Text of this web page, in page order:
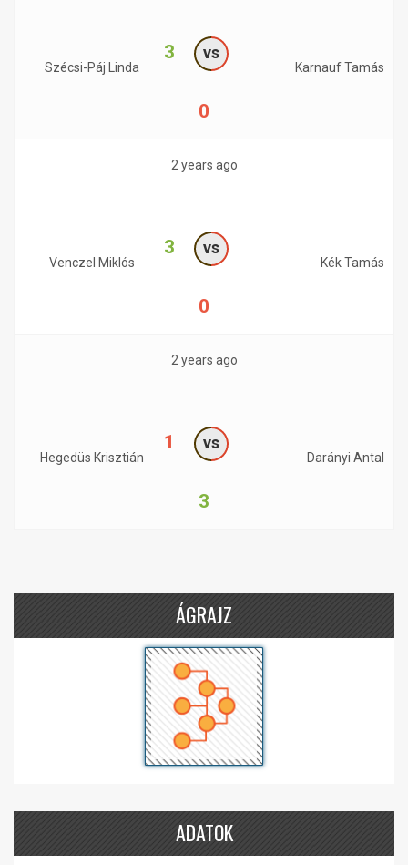
Szécsi-Páj Linda
3 vs
0
Karnauf Tamás
2 years ago
Venczel Miklós
3 vs
0
Kék Tamás
2 years ago
Hegedüs Krisztián
1 vs
3
Darányi Antal
ÁGRAJZ
ADATOK